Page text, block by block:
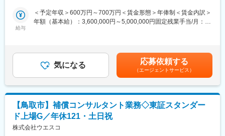
あり・毎年10名程度の『技術士』合格者を輩出するなど人材育成
に定評あり
います。
・将来予測される大規模地震に備えて、耐震診断・補強を行い、
地震に強い水道施設の構築を立案しています。
◇案件詳細：
・元請け：下請け＝90％：10％
＼働く魅力／
・同社独自の技術士資格取得支援講座を開設！
給与
＜予定年収＞600万円～700万円＜賃金形態＞年俸制＜賃金内訳＞
年額（基本給）：3,600,000円～5,000,000円固定残業手当/月：
制（改定は11月に1回）■スキルやご経験により考慮致します。※
会社の決算の状況により、決算賞与を支給されることがありま
す。賃金はあくまでも目安の金額であり、選考を通じて上下する
可能性があります。月給(月額)は固定手当を含めた表記です。
気になる 応募依頼する
（エージェントサービス）
【鳥取市】補償コンサルタント業務◇東証スタンダー
ド上場G／年休121・土日祝
株式会社ウエスコ